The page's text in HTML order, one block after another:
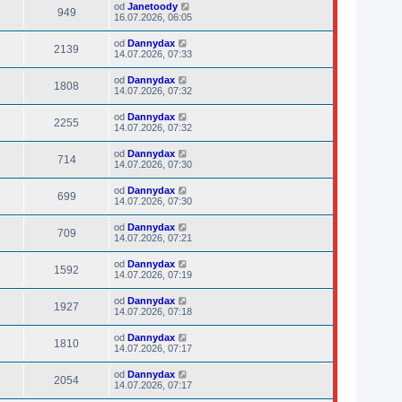
949 od Janetoody
16.07.2026, 06:05
2139 od Dannydax
14.07.2026, 07:33
1808 od Dannydax
14.07.2026, 07:32
2255 od Dannydax
14.07.2026, 07:32
714 od Dannydax
14.07.2026, 07:30
699 od Dannydax
14.07.2026, 07:30
709 od Dannydax
14.07.2026, 07:21
1592 od Dannydax
14.07.2026, 07:19
1927 od Dannydax
14.07.2026, 07:18
1810 od Dannydax
14.07.2026, 07:17
2054 od Dannydax
14.07.2026, 07:17